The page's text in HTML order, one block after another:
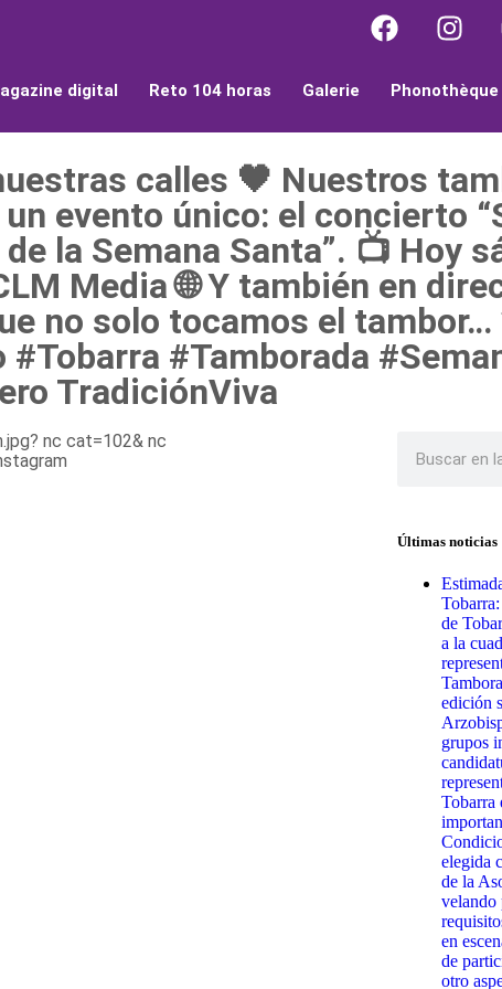
digital Reto 104 horas Galerie Phonothèque
calles 🖤 Nuestros
evento único: el concierto
la Semana Santa”. 📺 Hoy
Media 🌐 Y también en
no solo tocamos el tambor…
#Tamborada
TradiciónViva
Últimas noticias
de
a la
edición
grupos
Tobarra
elegida
de la
velando
en
de
otro